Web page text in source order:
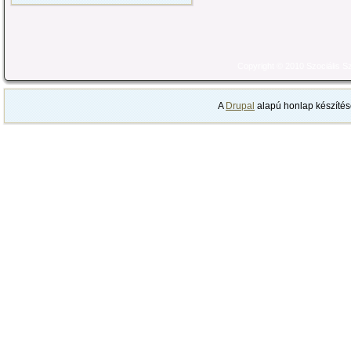
A Drupal alapú honlap